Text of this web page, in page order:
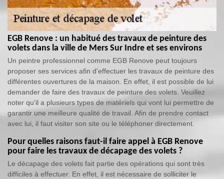
EGB Renove : un habitué des travaux de peinture des
volets dans la ville de Mers Sur Indre et ses environs
Un peintre professionnel comme EGB Renove peut toujours
proposer ses services afin d'effectuer les travaux de peinture des
différentes ouvertures de la maison. En effet, il est possible de lui
demander de faire des travaux de peinture des volets. Veuillez
noter qu'il a plusieurs types de matériels qui vont lui permettre de
garantir une meilleure qualité de travail. Afin de prendre contact
avec lui, il faut visiter son site ou le téléphoner directement.
Pour quelles raisons faut-il faire appel à EGB Renove
pour faire les travaux de décapage des volets ?
Le décapage des volets fait partie des opérations qui sont très
difficiles à effectuer. En effet, il est nécessaire de solliciter le